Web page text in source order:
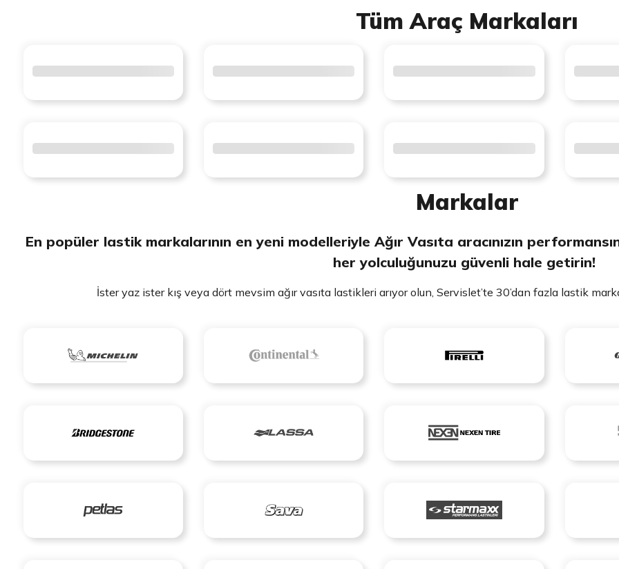
Tüm Araç Markaları
Markalar
En popüler lastik markalarının en yeni modelleriyle Ağır Vasıta aracınızın
her yolculuğunuzu güvenli hale getirin!
İster yaz ister kış veya dört mevsim ağır vasıta lastikleri arıyor olun, Servislet’te 30’dan fazla lastik